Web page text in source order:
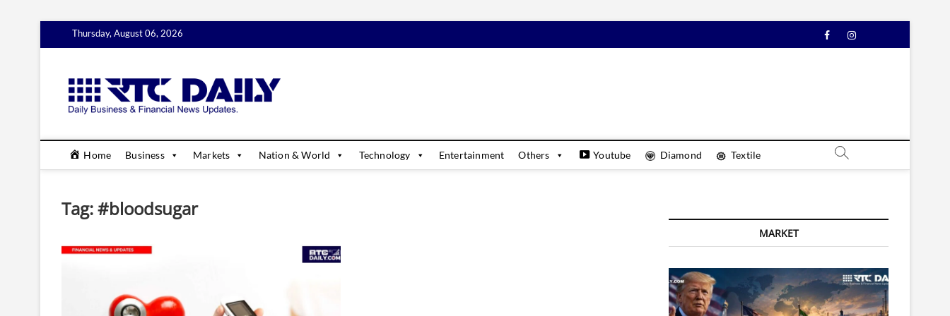
Thursday, August 06, 2026 FacebookInstagram
Home Business Markets Nation & World Technology Entertainment Others Youtube Diamond Textile
Tag:#bloodsugar
MARKET